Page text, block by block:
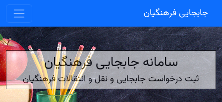
جابجایی فرهنگیان
سامانه جابجایی فرهنگیان
ثبت درخواست جابجایی و نقل و انتقالات فرهنگیان